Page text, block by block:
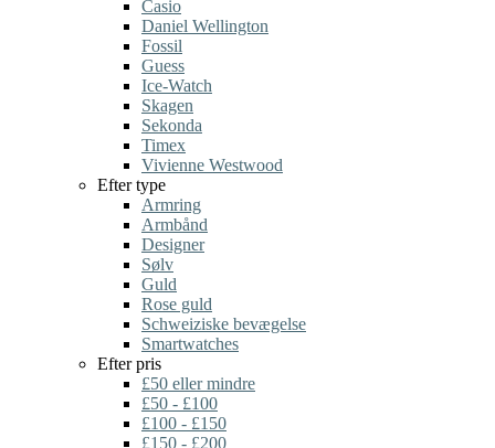
Casio
Daniel Wellington
Fossil
Guess
Ice-Watch
Skagen
Sekonda
Timex
Vivienne Westwood
Efter type
Armring
Armbånd
Designer
Sølv
Guld
Rose guld
Schweiziske bevægelse
Smartwatches
Efter pris
£50 eller mindre
£50 - £100
£100 - £150
£150 - £200